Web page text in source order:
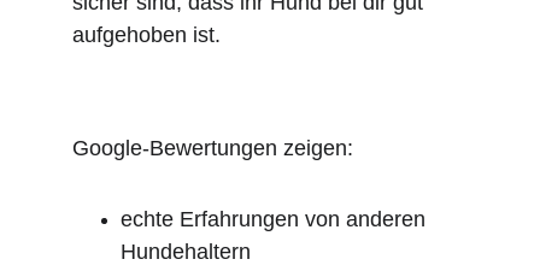
aufgehoben ist.
Google-Bewertungen zeigen:
echte Erfahrungen von anderen
Hundehaltern